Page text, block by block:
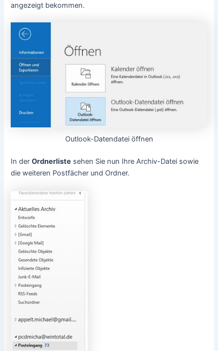
angezeigt bekommen.
Outlook-Datendatei öffnen
In derOrdnerliste sehen Sie nun Ihre Archiv-Datei sowie
die weiteren Postfächer und Ordner.